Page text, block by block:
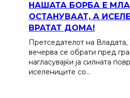
НАШАТА БОРБА Е
ОСТАНУВААТ, А
ВРАТАТ ДОМА!
Претседателот на
вечерва се обрати пред
нагласувајќи ја силната
иселениците со…